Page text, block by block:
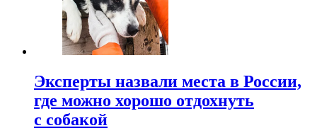
Эксперты назвали места в России,
где можно хорошо отдохнуть
с собакой